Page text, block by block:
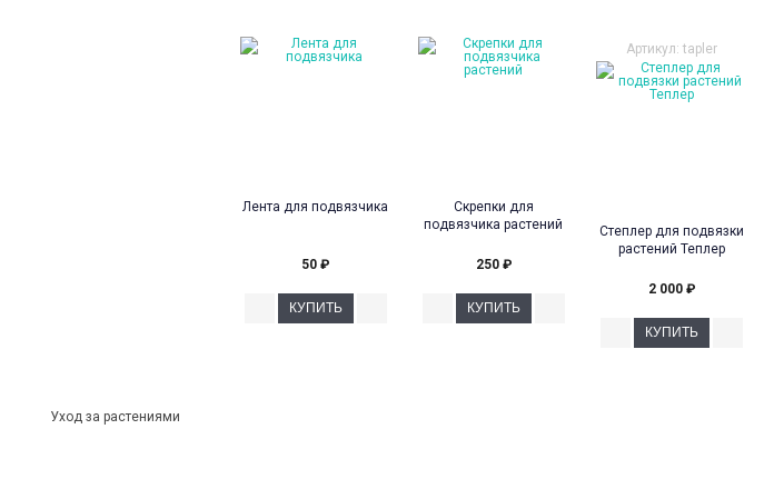
Лента для подвязчика
50 ₽
Скрепки для
подвязчика растений
250 ₽
Артикул: tapler
Степлер для подвязки
растений Теплер
2 000 ₽
Уход за растениями